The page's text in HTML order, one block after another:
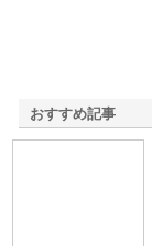
おすすめ記事